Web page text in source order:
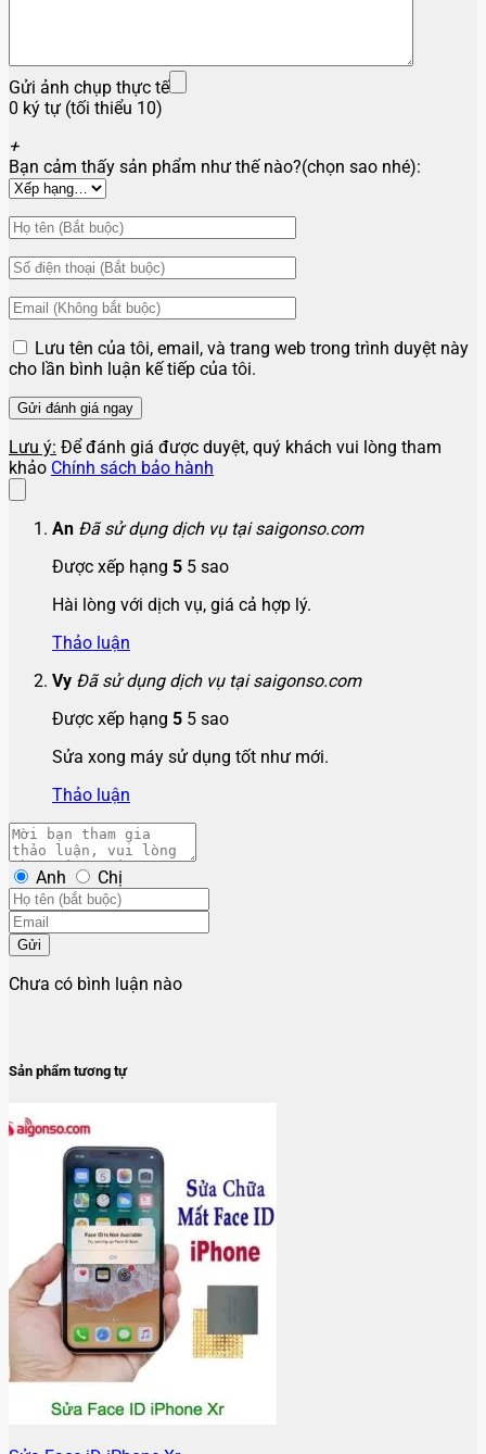
Gửi ảnh chụp thực tế
0 ký tự (tối thiểu 10)
+
Bạn cảm thấy sản phẩm như thế nào?(chọn sao nhé):
Lưu tên của tôi, email, và trang web trong trình duyệt này
cho lần bình luận kế tiếp của tôi.
Lưu ý: Để đánh giá được duyệt, quý khách vui lòng tham
khảo Chính sách bảo hành
An Đã sử dụng dịch vụ tại saigonso.com
Được xếp hạng 5 5 sao
Hài lòng với dịch vụ, giá cả hợp lý.
Thảo luận
Vy Đã sử dụng dịch vụ tại saigonso.com
Được xếp hạng 5 5 sao
Sửa xong máy sử dụng tốt như mới.
Thảo luận
Anh Chị
Gửi
Chưa có bình luận nào
Sản phẩm tương tự